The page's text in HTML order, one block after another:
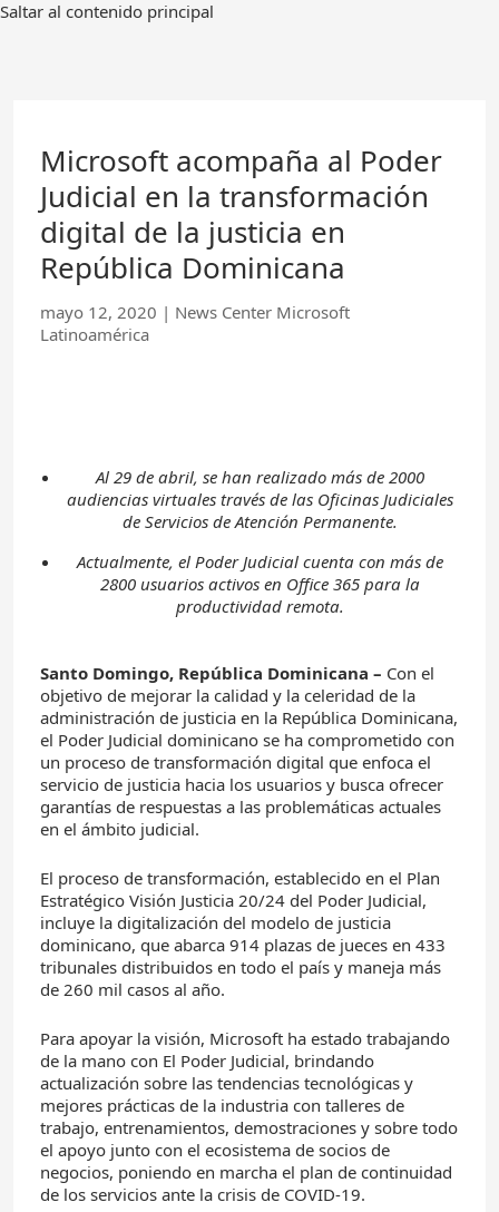
Ir
Saltar al contenido principal
Microsoft acompaña al Poder
Judicial en la transformación
digital de la justicia en
República Dominicana
mayo 12, 2020 | News Center Microsoft
Latinoamérica
Al 29 de abril, se han realizado más de 2000
audiencias virtuales través de las Oficinas Judiciales
de Servicios de Atención Permanente.
Actualmente, el Poder Judicial cuenta con más de
2800 usuarios activos en Office 365 para la
productividad remota.
Santo Domingo, República Dominicana – Con el
objetivo de mejorar la calidad y la celeridad de la
administración de justicia en la República Dominicana,
el Poder Judicial dominicano se ha comprometido con
un proceso de transformación digital que enfoca el
servicio de justicia hacia los usuarios y busca ofrecer
garantías de respuestas a las problemáticas actuales
en el ámbito judicial.
El proceso de transformación, establecido en el Plan
Estratégico Visión Justicia 20/24 del Poder Judicial,
incluye la digitalización del modelo de justicia
dominicano, que abarca 914 plazas de jueces en 433
tribunales distribuidos en todo el país y maneja más
de 260 mil casos al año.
Para apoyar la visión, Microsoft ha estado trabajando
de la mano con El Poder Judicial, brindando
actualización sobre las tendencias tecnológicas y
mejores prácticas de la industria con talleres de
trabajo, entrenamientos, demostraciones y sobre todo
el apoyo junto con el ecosistema de socios de
negocios, poniendo en marcha el plan de continuidad
de los servicios ante la crisis de COVID-19.